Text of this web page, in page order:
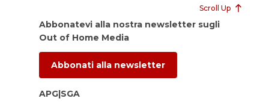
Scroll Up
Abbonatevi alla nostra newsletter sugli
Out of Home Media
Abbonati alla newsletter
APG|SGA